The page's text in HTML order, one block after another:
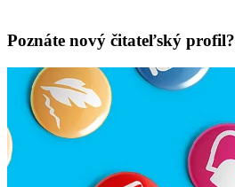
Poznáte nový čitateľský profil?